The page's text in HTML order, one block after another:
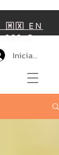
🇲🇽 EN
O
Iniciar sesión